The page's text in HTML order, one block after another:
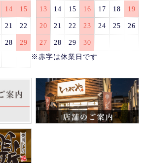
14 15
21 22
28 29
13 14 15 16 17 18 19
20 21 22 23 24 25 26
27 28 29
30
※赤字は休業日です